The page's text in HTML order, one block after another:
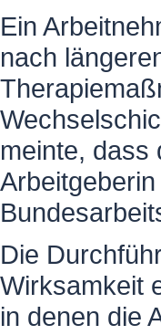
Ein
nach
meinte, dass
Die
Wirksamkeit
in denen die